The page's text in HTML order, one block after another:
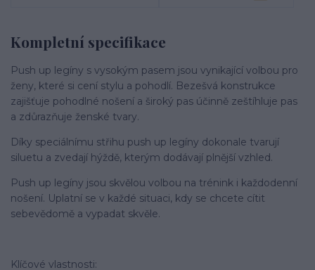
Kompletní specifikace
Push up legíny s vysokým pasem jsou vynikající volbou pro
ženy, které si cení stylu a pohodlí. Bezešvá konstrukce
zajišťuje pohodlné nošení a široký pas účinně zeštíhluje pas
a zdůrazňuje ženské tvary.
Díky speciálnímu střihu push up legíny dokonale tvarují
siluetu a zvedají hýždě, kterým dodávají plnější vzhled.
Push up legíny jsou skvělou volbou na trénink i každodenní
nošení. Uplatní se v každé situaci, kdy se chcete cítit
sebevědomě a vypadat skvěle.
Klíčové vlastnosti: